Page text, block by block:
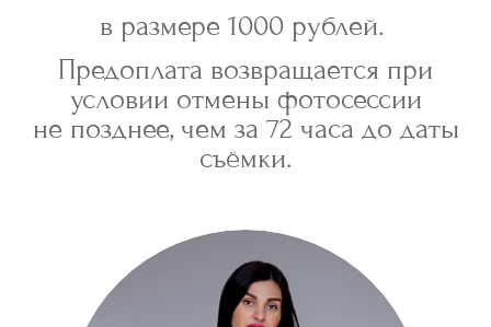
в размере 1000 рублей.
Предоплата возвращается при
условии отмены фотосессии
не позднее, чем за 72 часа до даты
съёмки.